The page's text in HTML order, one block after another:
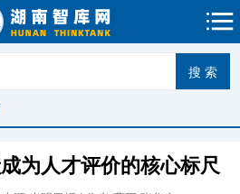
为人才评价的核心标尺